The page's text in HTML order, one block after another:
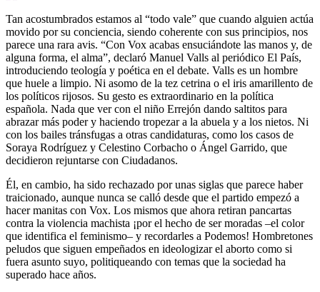
Tan acostumbrados estamos al “todo vale” que cuando alguien actúa
movido por su conciencia, siendo coherente con sus principios, nos
parece una rara avis. “Con Vox acabas ensuciándote las manos y, de
alguna forma, el alma”, declaró Manuel Valls al periódico El País,
introduciendo teología y poética en el debate. Valls es un hombre
que huele a limpio. Ni asomo de la tez cetrina o el iris amarillento de
los políticos rijosos. Su gesto es extraordinario en la política
española. Nada que ver con el niño Errejón dando saltitos para
abrazar más poder y haciendo tropezar a la abuela y a los nietos. Ni
con los bailes tránsfugas a otras candidaturas, como los casos de
Soraya Rodríguez y Celestino Corbacho o Ángel Garrido, que
decidieron rejuntarse con Ciudadanos.
Él, en cambio, ha sido rechazado por unas siglas que parece haber
traicionado, aunque nunca se calló desde que el partido empezó a
hacer manitas con Vox. Los mismos que ahora re­tiran pancartas
contra la violencia ­machista ¡por el hecho de ser moradas –el color
que identifica el feminismo– y recordarles a Podemos! Hombretones
peludos que siguen empeñados en ideologizar el aborto como si
fuera asunto suyo, politiqueando con temas que la sociedad ha
superado hace años.